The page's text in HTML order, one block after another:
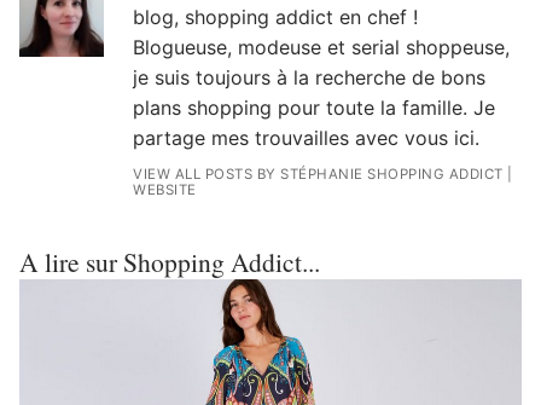
blog, shopping addict en chef !
Blogueuse, modeuse et serial shoppeuse,
je suis toujours à la recherche de bons
plans shopping pour toute la famille. Je
partage mes trouvailles avec vous ici.
VIEW ALL POSTS BY STÉPHANIE SHOPPING ADDICT
WEBSITE
A lire sur Shopping Addict...